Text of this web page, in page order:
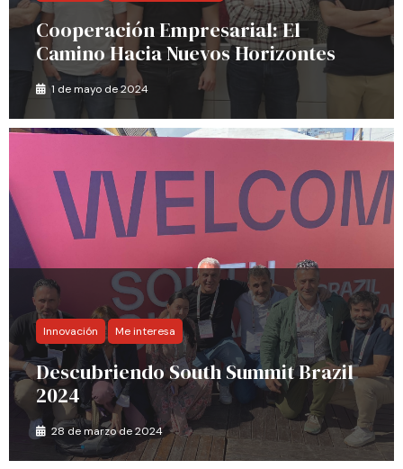
Cooperación Empresarial: El
Camino Hacia Nuevos Horizontes
1 de mayo de 2024
Innovación Me interesa
Descubriendo South Summit Brazil
2024
28 de marzo de 2024